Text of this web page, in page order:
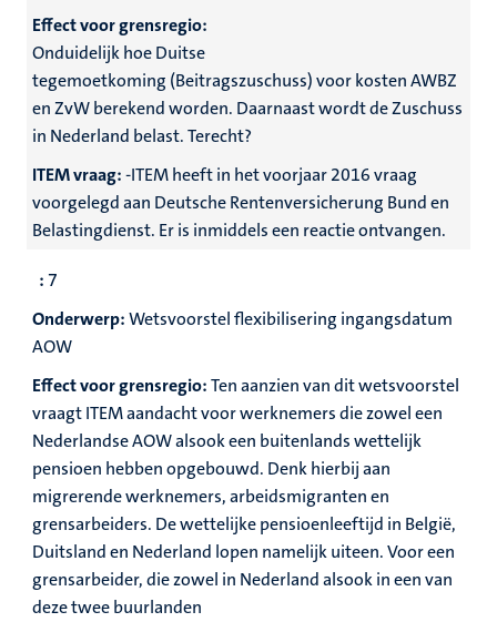
Effect voor grensregio:
Onduidelijk hoe Duitse
tegemoetkoming (Beitragszuschuss) voor kosten AWBZ
en ZvW berekend worden. Daarnaast wordt de Zuschuss
in Nederland belast. Terecht?
ITEM vraag:-ITEM heeft in het voorjaar 2016 vraag
voorgelegd aan Deutsche Rentenversicherung Bund en
Belastingdienst. Er is inmiddels een reactie ontvangen.
:7
Onderwerp:Wetsvoorstel flexibilisering ingangsdatum
AOW
Effect voor grensregio:Ten aanzien van dit wetsvoorstel
vraagt ITEM aandacht voor werknemers die zowel een
Nederlandse AOW alsook een buitenlands wettelijk
pensioen hebben opgebouwd. Denk hierbij aan
migrerende werknemers, arbeidsmigranten en
grensarbeiders. De wettelijke pensioenleeftijd in België,
Duitsland en Nederland lopen namelijk uiteen. Voor een
grensarbeider, die zowel in Nederland alsook in een van
deze twee buurlanden